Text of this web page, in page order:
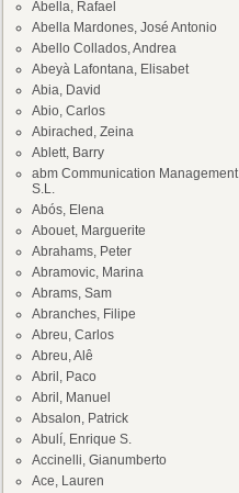
Abella, Rafael
Abella Mardones, José Antonio
Abello Collados, Andrea
Abeyà Lafontana, Elisabet
Abia, David
Abio, Carlos
Abirached, Zeina
Ablett, Barry
abm Communication Management
S.L.
Abós, Elena
Abouet, Marguerite
Abrahams, Peter
Abramovic, Marina
Abrams, Sam
Abranches, Filipe
Abreu, Carlos
Abreu, Alê
Abril, Paco
Abril, Manuel
Absalon, Patrick
Abulí, Enrique S.
Accinelli, Gianumberto
Ace, Lauren